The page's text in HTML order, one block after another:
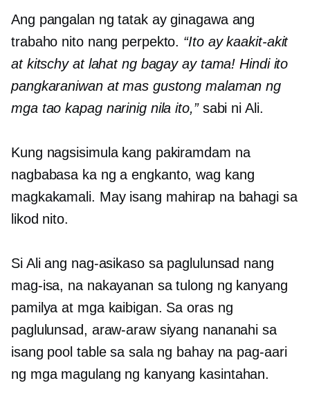
Ang pangalan ng tatak ay ginagawa ang
trabaho nito nang perpekto. “Ito ay kaakit-akit
at kitschy at lahat ng bagay ay tama! Hindi ito
pangkaraniwan at mas gustong malaman ng
mga tao kapag narinig nila ito,”sabi ni Ali.
Kung nagsisimula kang pakiramdam na
nagbabasa ka ng aengkanto, wag kang
magkakamali. May isang mahirap na bahagi sa
likod nito.
Si Ali ang nag-asikaso sa paglulunsad nang
mag-isa, na nakayanan sa tulong ng kanyang
pamilya at mga kaibigan. Sa oras ng
paglulunsad, araw-araw siyang nananahi sa
isang pool table sa sala ng bahay na pag-aari
ng mga magulang ng kanyang kasintahan.